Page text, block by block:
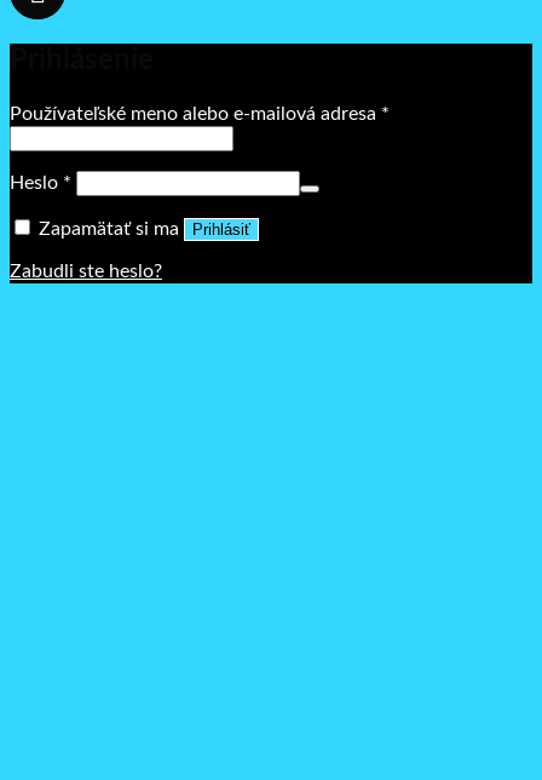
Používateľské meno alebo e-mailová adresa *
Heslo *
Zapamätať si ma Prihlásiť
Zabudli ste heslo?